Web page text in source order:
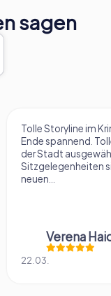
sagen
Tolle Storyline im
Ende spannend.
der Stadt
Sitzgelegenheiten
neuen...
22.03.